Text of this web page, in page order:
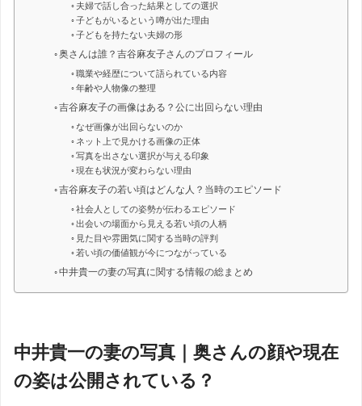
夫婦で話し合った結果としての選択
子どもがいるという噂が出た理由
子どもを持たない夫婦の形
奥さんは誰？吉谷麻友子さんのプロフィール
職業や経歴について語られている内容
年齢や人物像の整理
吉谷麻友子の画像はある？公に出回らない理由
なぜ画像が出回らないのか
ネット上で見かける画像の正体
写真を出さない選択が与える印象
現在も状況が変わらない理由
吉谷麻友子の若い頃はどんな人？当時のエピソード
社会人としての姿勢が伝わるエピソード
出会いの場面から見える若い頃の人柄
見た目や雰囲気に関する当時の評判
若い頃の価値観が今につながっている
中井貴一の妻の写真に関する情報の総まとめ
中井貴一の妻の写真｜奥さんの顔や現在
の姿は公開されている？